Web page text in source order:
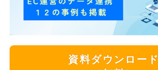
資料ダウンロード